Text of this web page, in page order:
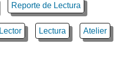
Reporte de Lectura
Lector Lectura Atelier